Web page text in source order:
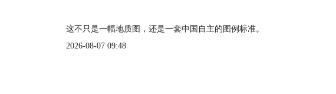
这不只是一幅地质图，还是一套中国自主的图例标准。
2026-08-07 09:48